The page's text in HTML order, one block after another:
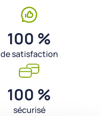
100 %
de satisfaction
100 %
sécurisé